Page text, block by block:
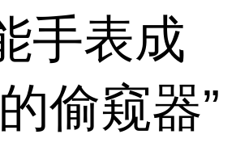
手表成
偷窥器”